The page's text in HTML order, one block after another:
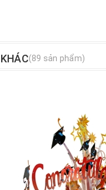
(89 sản phẩm)
Xem nhanh